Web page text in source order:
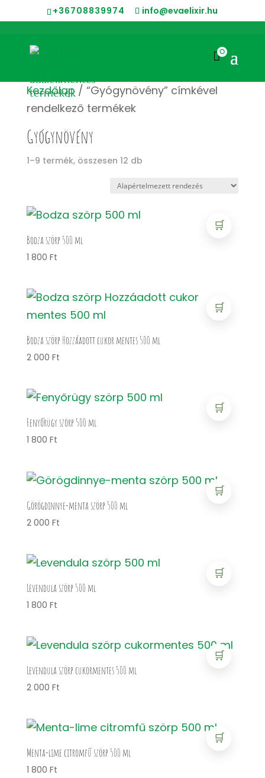
+36708839974 info@evaelixir.hu
0
Kezdőlap/ “Gyógynövény” címkével
rendelkező termékek
Gyógynövény
1–9 termék, összesen 12 db
🛒
Bodza szörp 500 ml
1 800 Ft
🛒
Bodza szörp Hozzáadott cukor mentes 500 ml
2 000 Ft
🛒
Fenyőrügy szörp 500 ml
1 800 Ft
🛒
Görögdinnye-menta szörp 500 ml
2 000 Ft
🛒
Levendula szörp 500 ml
1 800 Ft
🛒
Levendula szörp cukormentes 500 ml
2 000 Ft
🛒
Menta-lime citromfű szörp 500 ml
1 800 Ft